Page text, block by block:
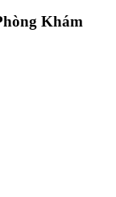
Khám